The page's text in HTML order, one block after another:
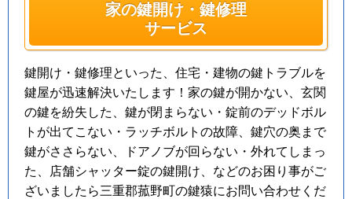
家の鍵開け・鍵修理
サービス
鍵開け・鍵修理といった、住宅・建物の鍵トラブルを
鍵屋が迅速解決いたします！家の鍵が開かない、玄関
の鍵を紛失した、鍵が閉まらない・錠前のデッドボル
トが出てこない・ラッチボルトの故障、鍵穴の奥まで
鍵がささらない、ドアノブが回らない・外れてしまっ
た、店舗シャッター錠の鍵開け、などのお困り事がご
ざいましたら三重郡菰野町の鍵猿にお問い合わせくだ